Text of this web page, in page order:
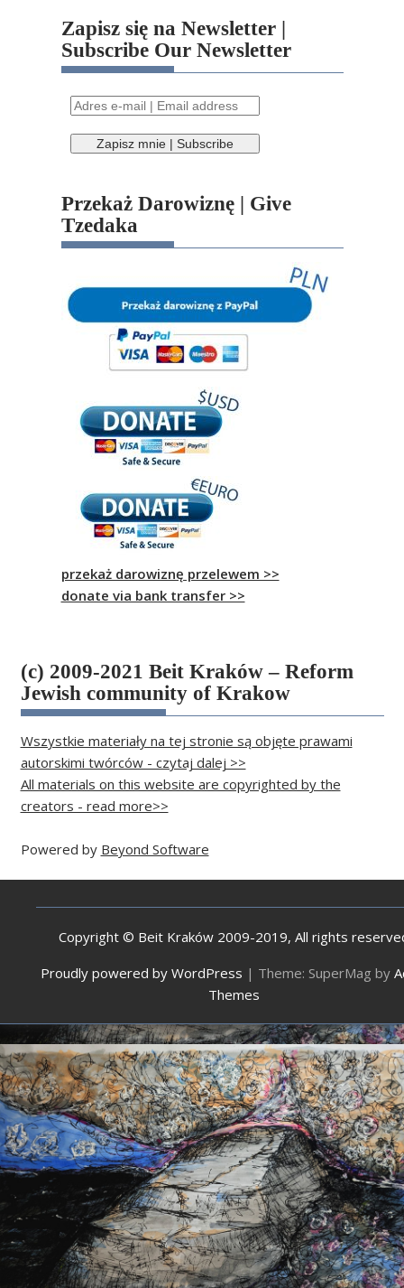
Zapisz się na Newsletter |
Subscribe Our Newsletter
Przekaż Darowiznę | Give
Tzedaka
przekaż darowiznę przelewem >>
donate via bank transfer >>
(c) 2009-2021 Beit Kraków – Reform
Jewish community of Krakow
Wszystkie materiały na tej stronie są objęte prawami
autorskimi twórców - czytaj dalej >>
All materials on this website are copyrighted by the
creators - read more>>
Powered by Beyond Software
Copyright © Beit Kraków 2009-2019, All rights
Proudly powered by WordPress | Theme: SuperMag by
Themes